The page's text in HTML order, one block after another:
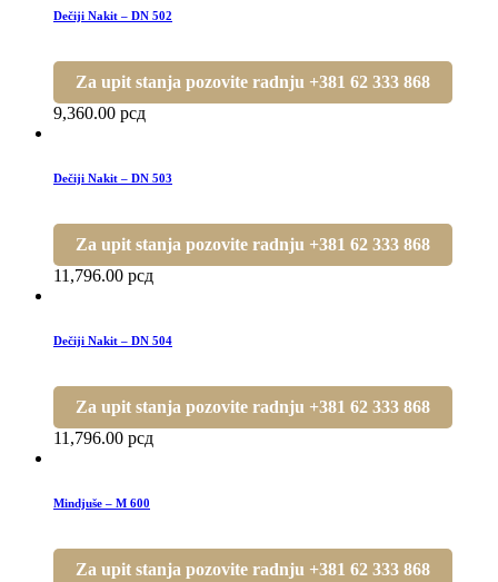
Dečiji Nakit – DN 502
Za upit stanja pozovite radnju +381 62 333 868
9,360.00 рсд
Dečiji Nakit – DN 503
Za upit stanja pozovite radnju +381 62 333 868
11,796.00 рсд
Dečiji Nakit – DN 504
Za upit stanja pozovite radnju +381 62 333 868
11,796.00 рсд
Mindjuše – M 600
Za upit stanja pozovite radnju +381 62 333 868